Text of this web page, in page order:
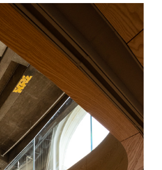
Focus enfance et
adolescence au
Gilgamesh, le Off
d’Avignon
20 juillet 2019
Lire la suite